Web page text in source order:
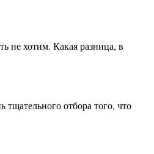
не хотим. Какая разница, в
тщательного отбора того, что